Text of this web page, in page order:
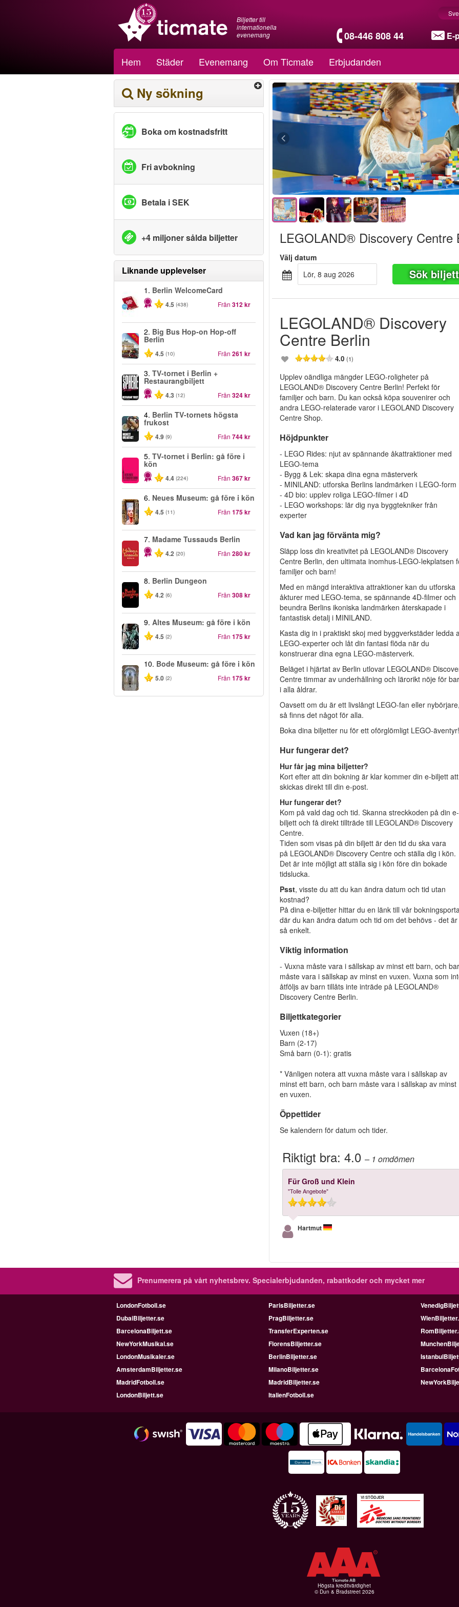
Biljetter till
internationella
evenemang
08-446 808 44 E-
Hem Städer Evenemang Om Ticmate Erbjudanden
Ny sökning
Boka om kostnadsfritt
Fri avbokning
Betala i SEK
+4 miljoner sålda biljetter
Liknande upplevelser
1. Berlin WelcomeCard
4.5 (438) Från 312 kr
-40%
2. Big Bus Hop-on Hop-off
Berlin
4.5 (10) Från 261 kr
3. TV-tornet i Berlin +
Restaurangbiljett
4.3 (12) Från 324 kr
4. Berlin TV-tornets högsta
frukost
4.9 (9) Från 744 kr
5. TV-tornet i Berlin: gå före i
kön
4.4 (224) Från 367 kr
6. Neues Museum: gå före i kön
4.5 (11) Från 175 kr
7. Madame Tussauds Berlin
4.2 (20) Från 280 kr
8. Berlin Dungeon
4.2 (6) Från 308 kr
9. Altes Museum: gå före i kön
4.5 (2) Från 175 kr
10. Bode Museum: gå före i kön
5.0 (2) Från 175 kr
LEGOLAND® Discovery Centre
Välj datum
lör, 8 aug 2026
Sök
LEGOLAND® Discovery
Centre Berlin
4.0(1)
Upplev oändliga mängder LEGO-roligheter på
LEGOLAND® Discovery Centre Berlin! Perfekt för
familjer och barn. Du kan också köpa souvenirer och
andra LEGO-relaterade varor i LEGOLAND Discovery
Centre Shop.
Höjdpunkter
- LEGO Rides: njut av spännande åkattraktioner med
LEGO-tema
- Bygg & Lek: skapa dina egna mästerverk
- MINILAND: utforska Berlins landmärken i LEGO-form
- 4D bio: upplev roliga LEGO-filmer i 4D
- LEGO workshops: lär dig nya byggtekniker från
experter
Vad kan jag förvänta mig?
Släpp loss din kreativitet på LEGOLAND® Discovery
Centre Berlin, den ultimata inomhus-LEGO-lekplatsen
familjer och barn!
Med en mängd interaktiva attraktioner kan du utforska
åkturer med LEGO-tema, se spännande 4D-filmer och
beundra Berlins ikoniska landmärken återskapade i
fantastisk detalj i MINILAND.
Kasta dig in i praktiskt skoj med byggverkstäder ledda
LEGO-experter och låt din fantasi flöda när du
konstruerar dina egna LEGO-mästerverk.
Beläget i hjärtat av Berlin utlovar LEGOLAND®
Centre timmar av underhållning och lärorikt nöje för
i alla åldrar.
Oavsett om du är ett livslångt LEGO-fan eller nybörjare,
så finns det något för alla.
Boka dina biljetter nu för ett oförglömligt LEGO-äventyr!
Hur fungerar det?
Hur får jag mina biljetter?
Kort efter att din bokning är klar kommer din e-biljett att
skickas direkt till din e-post.
Hur fungerar det?
Kom på vald dag och tid. Skanna streckkoden på din e-
biljett och få direkt tillträde till LEGOLAND® Discovery
Centre.
Tiden som visas på din biljett är den tid du ska vara
på LEGOLAND® Discovery Centre och ställa dig i kön.
Det är inte möjligt att ställa sig i kön före din bokade
tidslucka.
Psst, visste du att du kan ändra datum och tid utan
kostnad?
På dina e-biljetter hittar du en länk till vår
där du kan ändra datum och tid om det behövs - det är
så enkelt.
Viktig information
- Vuxna måste vara i sällskap av minst ett barn, och
måste vara i sällskap av minst en vuxen. Vuxna som
åtföljs av barn tillåts inte inträde på LEGOLAND®
Discovery Centre Berlin.
Biljettkategorier
Vuxen (18+)
Barn (2-17)
Små barn (0-1): gratis
* Vänligen notera att vuxna måste vara i sällskap av
minst ett barn, och barn måste vara i sällskap av minst
en vuxen.
Öppettider
Se kalendern för datum och tider.
Riktigt bra:4.0– 1omdömen
Für Groß und Klein
"Tolle Angebote"
Hartmut
Prenumerera på vårt nyhetsbrev. Specialerbjudanden, rabattkoder och mycket mer
LondonFotboll.se ParisBiljetter.se
DubaiBiljetter.se
PragBiljetter.se
BarcelonaBiljett.se
TransferExperten.se
NewYorkMusikal.se
FlorensBiljetter.se
LondonMusikaler.se
BerlinBiljetter.se
AmsterdamBiljetter.se
MilanoBiljetter.se
MadridFotboll.se
MadridBiljetter.se
LondonBiljett.se
ItalienFotboll.se
VI STÖDJER
Högsta kreditvärdighet
© Dun & Bradstreet 2026